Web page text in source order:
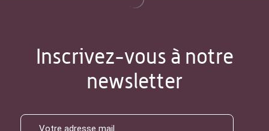
Inscrivez-vous à notre
newsletter